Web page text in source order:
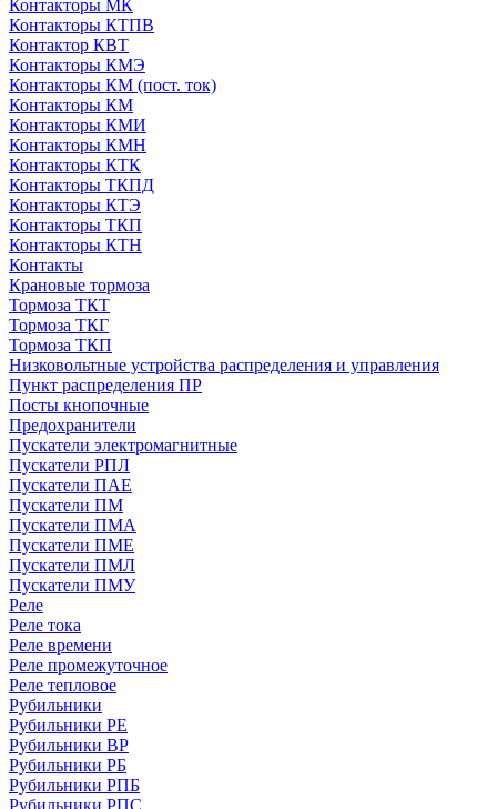
Контакторы МК
Контакторы КТПВ
Контактор КВТ
Контакторы КМЭ
Контакторы КМ (пост. ток)
Контакторы КМ
Контакторы КМИ
Контакторы КМН
Контакторы КТК
Контакторы ТКПД
Контакторы КТЭ
Контакторы ТКП
Контакторы КТН
Контакты
Крановые тормоза
Тормоза ТКТ
Тормоза ТКГ
Тормоза ТКП
Низковольтные устройства распределения и управления
Пункт распределения ПР
Посты кнопочные
Предохранители
Пускатели электромагнитные
Пускатели РПЛ
Пускатели ПАЕ
Пускатели ПМ
Пускатели ПМА
Пускатели ПМЕ
Пускатели ПМЛ
Пускатели ПМУ
Реле
Реле тока
Реле времени
Реле промежуточное
Реле тепловое
Рубильники
Рубильники РЕ
Рубильники ВР
Рубильники РБ
Рубильники РПБ